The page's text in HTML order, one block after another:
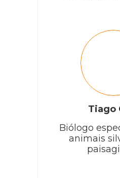
Tiago
Biólogo
animais